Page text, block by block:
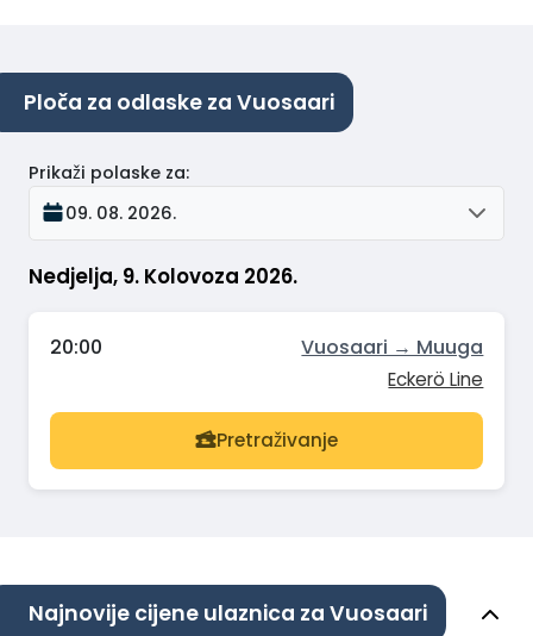
Ploča za odlaske za Vuosaari
Nedjelja, 9. Kolovoza 2026.
Prikaži polaske za:
09. 08. 2026.
20:00 Vuosaari → Muuga
Eckerö Line
Pretraživanje
Najnovije cijene ulaznica za Vuosaari